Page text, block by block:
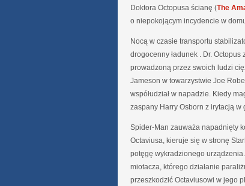
Doktora Octopusa ścianę (The
o niepokojącym incydencie w
Nocą w czasie transportu
drogocenny ładunek . Dr.
prowadzoną przez swoich ludzi
Jameson w towarzystwie Joe
współudział w napadzie. Kiedy
zaspany Harry Osborn z irytacją w
Spider-Man zauważa napadnięty
Octaviusa, kieruje się w stronę
potęgę wykradzionego
miotacza, którego działanie
przeszkodzić Octaviusowi w jego